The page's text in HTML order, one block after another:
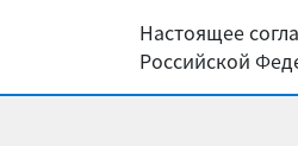
Настоящее
Российской